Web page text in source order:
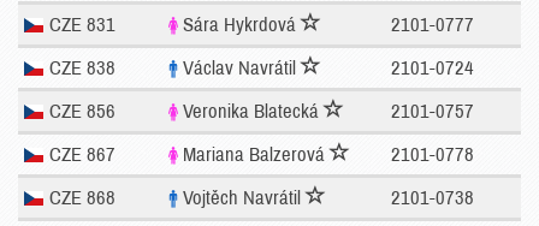
CZE 831 Sára Hykrdová 2101-0777
CZE 838 Václav Navrátil 2101-0724
CZE 856 Veronika Blatecká 2101-0757
CZE 867 Mariana Balzerová 2101-0778
CZE 868 Vojtěch Navrátil 2101-0738